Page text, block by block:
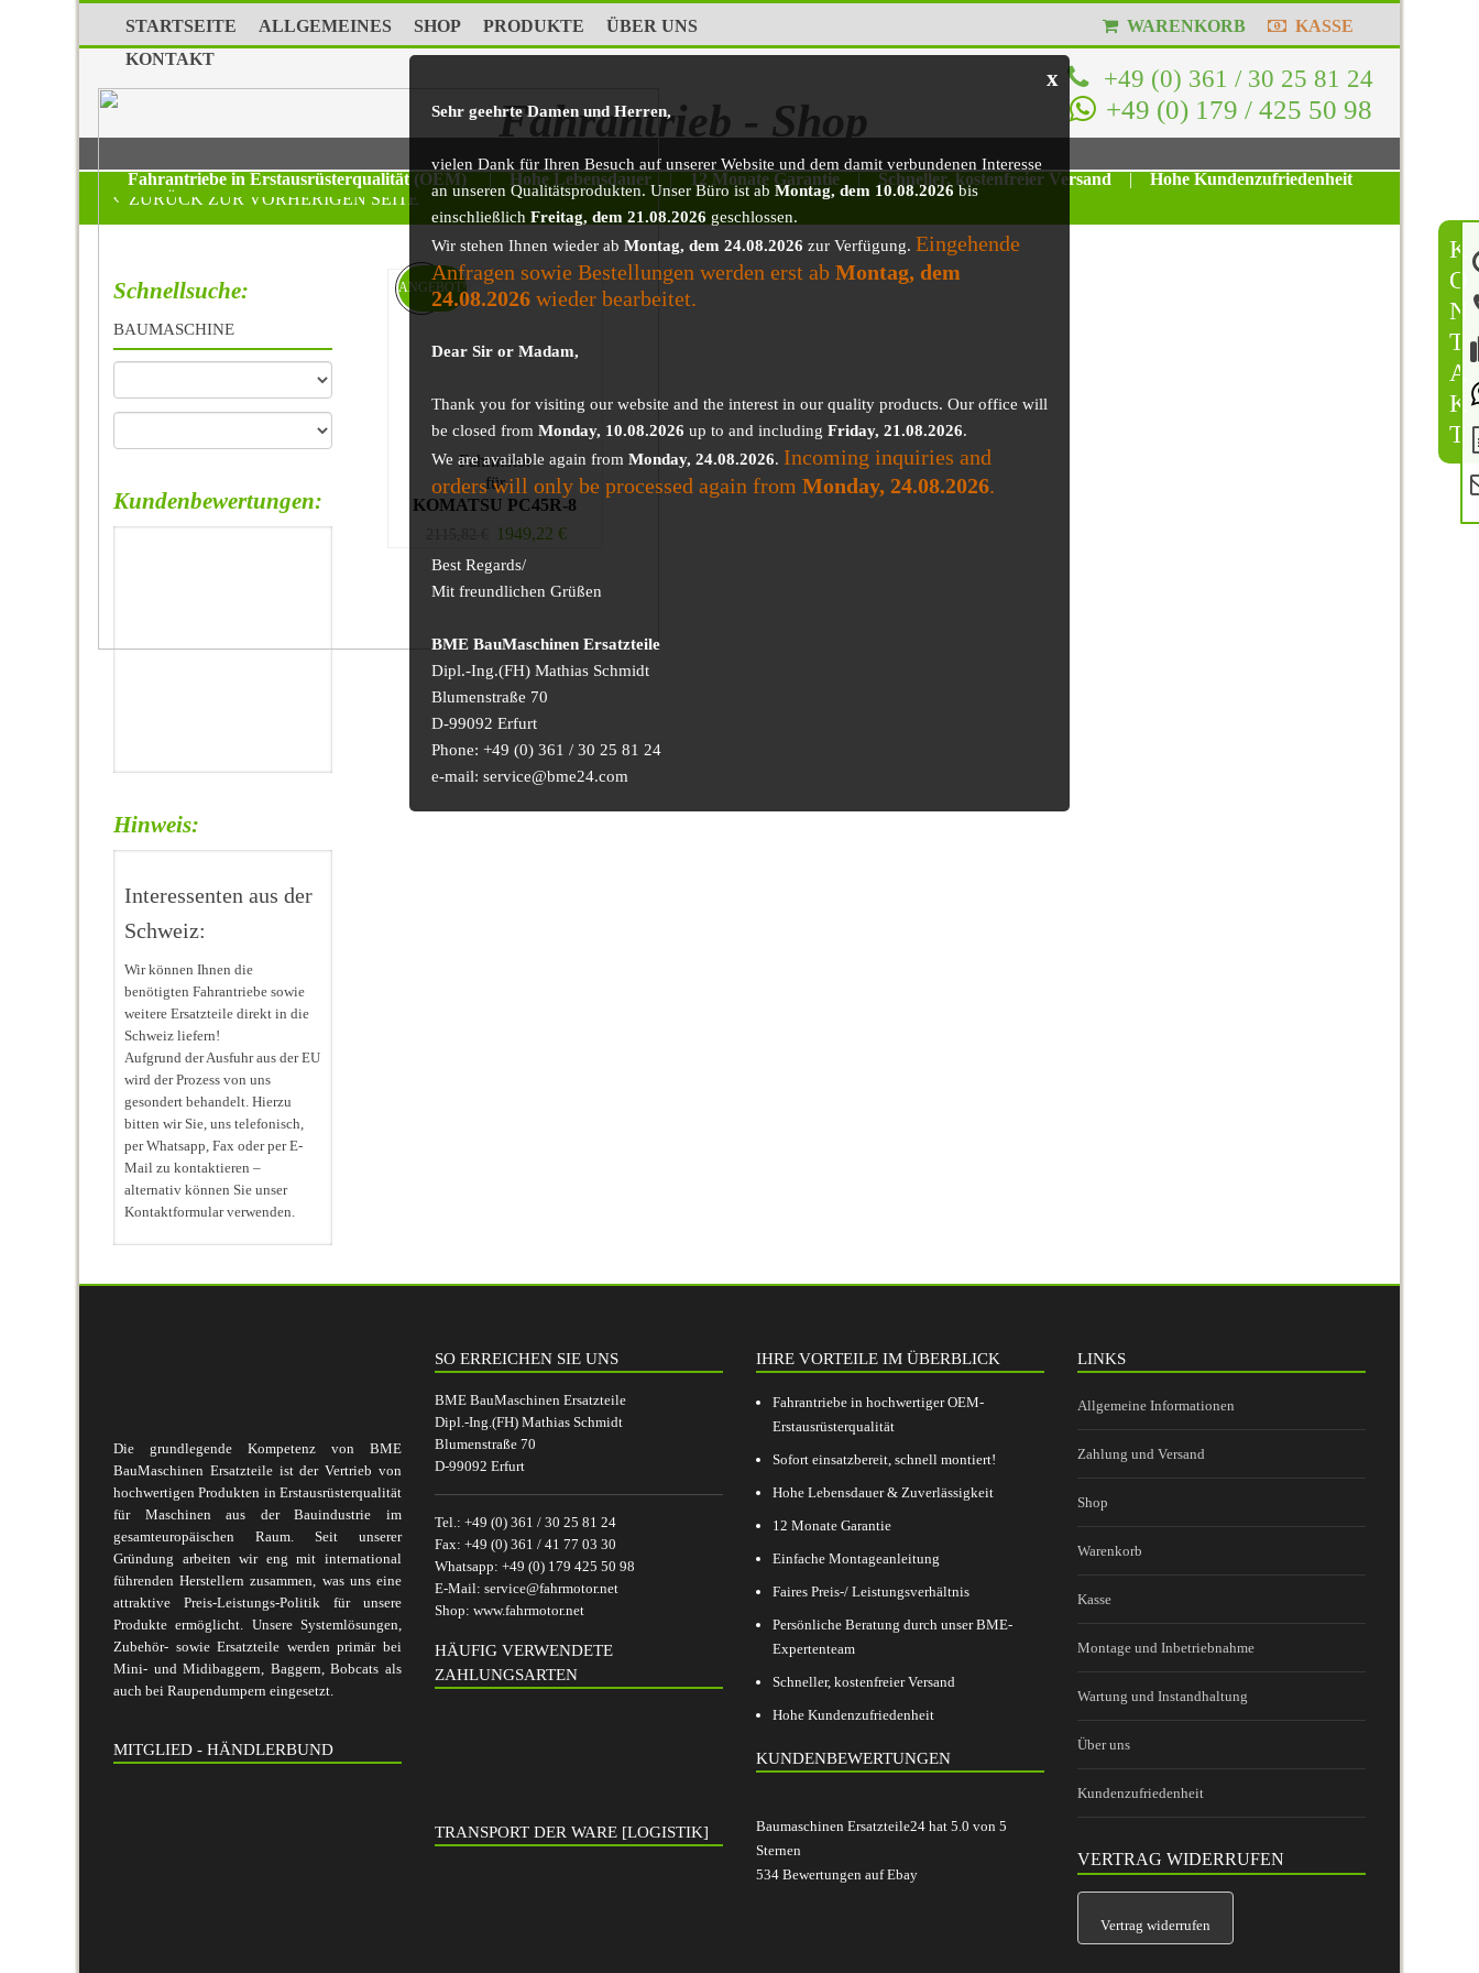
K
O
N
T
A
K
T
STARTSEITE ALLGEMEINES SHOP PRODUKTE
ÜBER UNS
KONTAKT
WARENKORB KASSE
+49 (0) 361 / 30 25 81 24
+49 (0) 179 / 425 50 98
Fahrantrieb - Shop
x
Sehr geehrte Damen und Herren,
vielen Dank für Ihren Besuch auf unserer Website und dem damit verbundenen Interesse
an unseren Qualitätsprodukten. Unser Büro ist ab Montag, dem 10.08.2026bis
einschließlich Freitag, dem 21.08.2026 geschlossen.
Wir stehen Ihnen wieder ab Montag, dem 24.08.2026 zur Verfügung. Eingehende
Anfragen sowie Bestellungen werden erst ab Montag, dem
24.08.2026 wieder bearbeitet.
Dear Sir or Madam,
Thank you for visiting our website and the interest in our quality products. Our office will
be closed from Monday, 10.08.2026 up to and including Friday, 21.08.2026.
We are available again from Monday, 24.08.2026. Incoming inquiries and
orders will only be processed again from Monday, 24.08.2026.
Best Regards/
Mit freundlichen Grüßen
BME BauMaschinen Ersatzteile
Dipl.-Ing.(FH) Mathias Schmidt
Blumenstraße 70
D-99092 Erfurt
Phone: +49 (0) 361 / 30 25 81 24
e-mail: service@bme24.com
Fahrantriebe in Erstausrüsterqualität (OEM) | Hohe Lebensdauer | 12 Monate Garantie | Schneller, kostenfreier Versand |
Hohe Kundenzufriedenheit
ZURÜCK ZUR VORHERIGEN SEITE
Fahrmotor
für
KOMATSU PC45R-8
1949,22€
ANGEBOT!
Schnellsuche:
BAUMASCHINE
Kundenbewertungen:
Hinweis:
Interessenten aus der
Schweiz:
Wir können Ihnen die
benötigten Fahrantriebe sowie
weitere Ersatzteile direkt in die
Schweiz liefern!
Aufgrund der Ausfuhr aus der EU
wird der Prozess von uns
gesondert behandelt. Hierzu
bitten wir Sie, uns telefonisch,
per Whatsapp, Fax oder per E-
Mail zu kontaktieren –
alternativ können Sie unser
Kontaktformular verwenden.
Die grundlegende Kompetenz von BME
BauMaschinen Ersatzteile ist der Vertrieb von
hochwertigen Produkten in Erstausrüsterqualität
für Maschinen aus der Bauindustrie im
gesamteuropäischen Raum. Seit unserer
Gründung arbeiten wir eng mit international
führenden Herstellern zusammen, was uns eine
attraktive Preis-Leistungs-Politik für unsere
Produkte ermöglicht. Unsere Systemlösungen,
Zubehör- sowie Ersatzteile werden primär bei
Mini- und Midibaggern, Baggern, Bobcats als
auch bei Raupendumpern eingesetzt.
MITGLIED - HÄNDLERBUND
SO ERREICHEN SIE UNS
BME BauMaschinen Ersatzteile
Dipl.-Ing.(FH) Mathias Schmidt
Blumenstraße 70
D-99092 Erfurt
Tel.: +49 (0) 361 / 30 25 81 24
Fax: +49 (0) 361 / 41 77 03 30
Whatsapp: +49 (0) 179 425 50 98
E-Mail: service@fahrmotor.net
Shop: www.fahrmotor.net
HÄUFIG VERWENDETE
ZAHLUNGSARTEN
TRANSPORT DER WARE [LOGISTIK]
IHRE VORTEILE IM ÜBERBLICK
Fahrantriebe in hochwertiger OEM-
Erstausrüsterqualität
Sofort einsatzbereit, schnell montiert!
Hohe Lebensdauer & Zuverlässigkeit
12 Monate Garantie
Einfache Montageanleitung
Faires Preis-/ Leistungsverhältnis
Persönliche Beratung durch unser BME-
Expertenteam
Schneller, kostenfreier Versand
Hohe Kundenzufriedenheit
KUNDENBEWERTUNGEN
Baumaschinen Ersatzteile24 hat 5.0 von 5
Sternen
534 Bewertungen auf Ebay
LINKS
Allgemeine Informationen
Zahlung und Versand
Shop
Warenkorb
Kasse
Montage und Inbetriebnahme
Wartung und Instandhaltung
Über uns
Kundenzufriedenheit
VERTRAG WIDERRUFEN
Vertrag widerrufen